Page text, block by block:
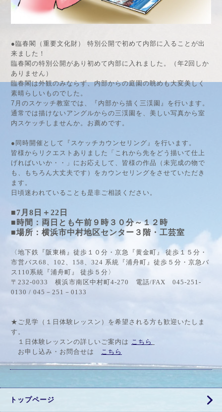
●臨春閣（重要文化財） 特別公開で初めて内部に入ることが出
来ました！
臨春閣の特別公開があり初めて内部に入れました。（年2回しか
ありません）
臨春閣は外観のみならず、内部からの庭園の眺めも大変美しく
素晴らしいものでした。
7月のスケッチ教室では、『内部から描く三渓園』を行います。
通常では描けないアングルからの三渓園を、美しい写真から室
内スケッチしませんか。お薦めです。
●同時開催として『スケッチカウンセリング』を行います。
皆様からリクエストありました「これから先をどう描いて仕上
げればいいか・・」にお応えして、皆様の作品（未完成の物で
も、もちろん大丈夫です）をカウンセリングをさせていただき
ます。
日頃迷われていることも是非ご相談ください。
■7月8日＋22日
■時間：両日とも午前９時３０分～１２時
■場所：横浜市中村地区センター３階・工芸室
〈地下鉄『阪東橋』徒歩１０分・京急『黄金町』 徒歩１５分・
市営バス68、102、158、324 系統『浦舟町』徒歩５分・京急バ
ス110系統『浦舟町』 徒歩５分〉
〒232-0033 横浜市南区中村町4-270 電話/FAX 045-251-
0130 / 045－251－0133
★ご見学（１日体験レッスン）を希望される方も歓迎いたしま
す。
１日体験レッスンの詳しいご案内は こちら
お申し込み・お問合せは こちら
トップページ